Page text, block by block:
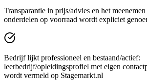
Transparantie in prijs/advies en het
onderdelen op voorraad wordt expliciet
Bedrijf lijkt professioneel en bestaand/actief:
leerbedrijf/opleidingsprofiel met eigen
wordt vermeld op Stagemarkt.nl